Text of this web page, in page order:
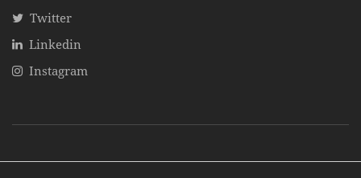
Twitter
Linkedin
Instagram